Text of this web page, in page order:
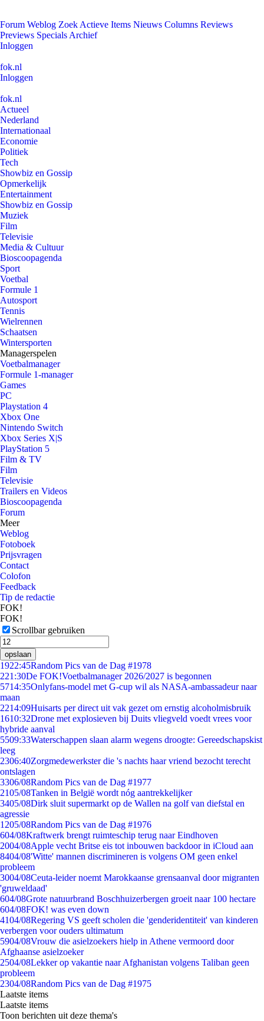
Forum Weblog Zoek Actieve Items Nieuws Columns Reviews
Previews Specials Archief
Inloggen
fok.nl
Inloggen
fok.nl
Actueel
Nederland
Internationaal
Economie
Politiek
Tech
Showbiz en Gossip
Opmerkelijk
Entertainment
Showbiz en Gossip
Muziek
Film
Televisie
Media & Cultuur
Bioscoopagenda
Sport
Voetbal
Formule 1
Autosport
Tennis
Wielrennen
Schaatsen
Wintersporten
Managerspelen
Voetbalmanager
Formule 1-manager
Games
PC
Playstation 4
Xbox One
Nintendo Switch
Xbox Series X|S
PlayStation 5
Film & TV
Film
Televisie
Trailers en Videos
Bioscoopagenda
Forum
Meer
Weblog
Fotoboek
Prijsvragen
Contact
Colofon
Feedback
Tip de redactie
FOK!
FOK!
Scrollbar gebruiken
opslaan
1922:45Random Pics van de Dag #1978
221:30De FOK!Voetbalmanager 2026/2027 is begonnen
5714:35Onlyfans-model met G-cup wil als NASA-ambassadeur naar
maan
2214:09Huisarts per direct uit vak gezet om ernstig alcoholmisbruik
1610:32Drone met explosieven bij Duits vliegveld voedt vrees voor
hybride aanval
5509:33Waterschappen slaan alarm wegens droogte: Gereedschapskist
leeg
2306:40Zorgmedewerkster die 's nachts haar vriend bezocht terecht
ontslagen
3306/08Random Pics van de Dag #1977
2105/08Tanken in België wordt nóg aantrekkelijker
3405/08Dirk sluit supermarkt op de Wallen na golf van diefstal en
agressie
1205/08Random Pics van de Dag #1976
604/08Kraftwerk brengt ruimteschip terug naar Eindhoven
2004/08Apple vecht Britse eis tot inbouwen backdoor in iCloud aan
8404/08'Witte' mannen discrimineren is volgens OM geen enkel
probleem
3004/08Ceuta-leider noemt Marokkaanse grensaanval door migranten
'gruweldaad'
604/08Grote natuurbrand Boschhuizerbergen groeit naar 100 hectare
604/08FOK! was even down
4104/08Regering VS geeft scholen die 'genderidentiteit' van kinderen
verbergen voor ouders ultimatum
5904/08Vrouw die asielzoekers hielp in Athene vermoord door
Afghaanse asielzoeker
2504/08Lekker op vakantie naar Afghanistan volgens Taliban geen
probleem
2304/08Random Pics van de Dag #1975
Laatste items
Laatste items
Toon berichten uit deze thema's